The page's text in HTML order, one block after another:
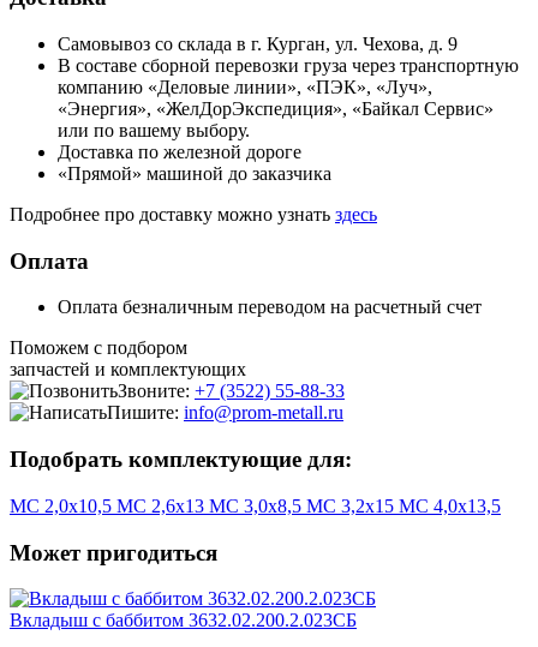
Самовывоз со склада в г. Курган, ул. Чехова, д. 9
В составе сборной перевозки груза через транспортную
компанию «Деловые линии», «ПЭК», «Луч»,
«Энергия», «ЖелДорЭкспедиция», «Байкал Сервис»
или по вашему выбору.
Доставка по железной дороге
«Прямой» машиной до заказчика
Подробнее про доставку можно узнать здесь
Оплата
Оплата безналичным переводом на расчетный счет
Поможем с подбором
запчастей и комплектующих
Звоните: +7 (3522) 55-88-33
Пишите: info@prom-metall.ru
Подобрать комплектующие для:
МС 2,0х10,5 МС 2,6х13 МС 3,0х8,5 МС 3,2х15 МС 4,0х13,5
Может пригодиться
Вкладыш с баббитом 3632.02.200.2.023СБ